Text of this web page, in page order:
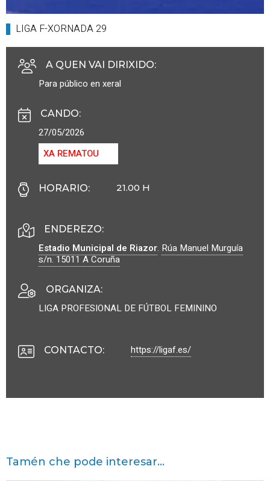
LIGA F-XORNADA 29
A QUEN VAI DIRIXIDO:
Para público en xeral
CANDO:
27/05/2026
XA REMATOU
HORARIO: 21.00 H
ENDEREZO:
Estadio Municipal de Riazor. Rúa Manuel Murguía
s/n.15011A Coruña
ORGANIZA:
LIGA PROFESIONAL DE FÚTBOL FEMININO
CONTACTO: https://ligaf.es/
Tamén che pode interesar...